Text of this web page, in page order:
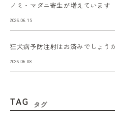
ノミ・マダニ寄生が増えています
2026.06.15
狂犬病予防注射はお済みでしょう
2026.06.08
TAG タグ